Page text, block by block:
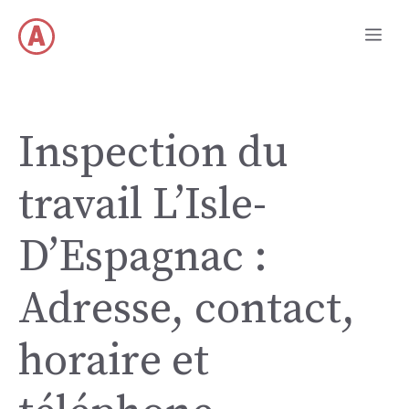
contenu
Inspection du
travail L’Isle-
D’Espagnac :
Adresse, contact,
horaire et